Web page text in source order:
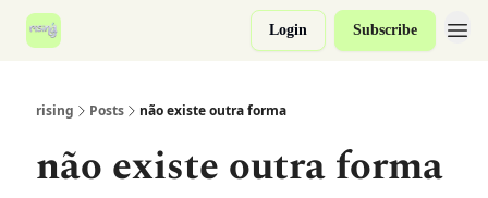
Login Subscribe
rising Posts não existe outra forma
não existe outra forma